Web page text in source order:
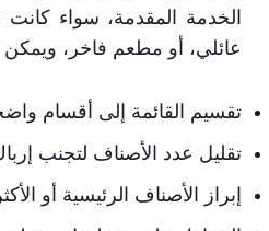
الخدمة المقدمة، سواء
عائلي، أو مطعم فاخر،
تقسيم القائمة إلى أقسام
تقليل عدد الأصناف لتجنب
إبراز الأصناف الرئيسية أو